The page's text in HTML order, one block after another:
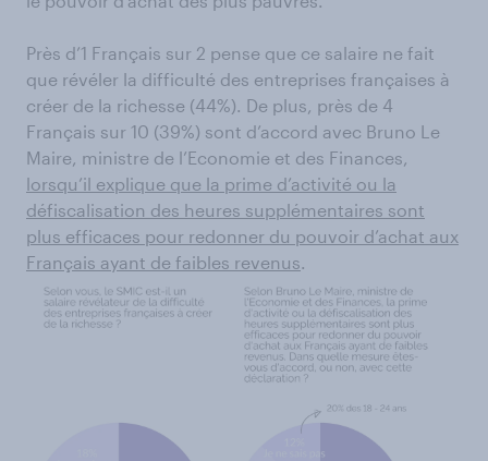
Près d’1 Français sur 2 pense que ce salaire ne fait
que révéler la difficulté des entreprises françaises à
créer de la richesse (44%). De plus, près de 4
Français sur 10 (39%) sont d’accord avec Bruno Le
Maire, ministre de l’Economie et des Finances,
lorsqu’il explique que la prime d’activité ou la
défiscalisation des heures supplémentaires sont
plus efficaces pour redonner du pouvoir d’achat aux
Français ayant de faibles revenus